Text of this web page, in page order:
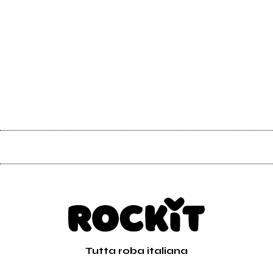
Tutta roba italiana